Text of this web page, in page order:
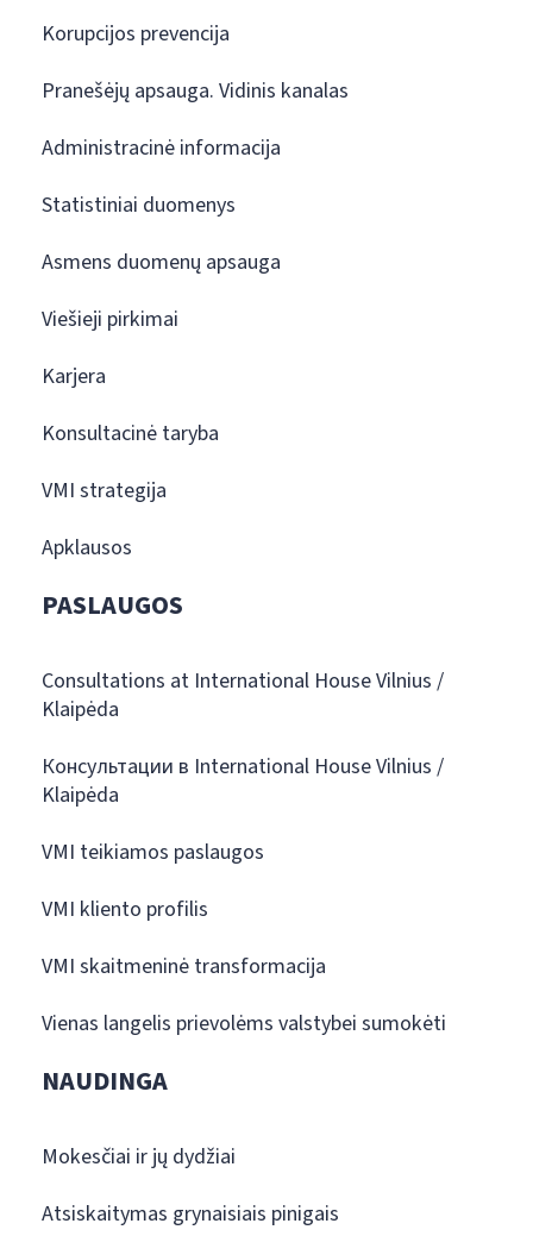
Korupcijos prevencija
Pranešėjų apsauga. Vidinis kanalas
Administracinė informacija
Statistiniai duomenys
Asmens duomenų apsauga
Viešieji pirkimai
Karjera
Konsultacinė taryba
VMI strategija
Apklausos
PASLAUGOS
Consultations at International House Vilnius /
Klaipėda
Консультации в International House Vilnius /
Klaipėda
VMI teikiamos paslaugos
VMI kliento profilis
VMI skaitmeninė transformacija
Vienas langelis prievolėms valstybei sumokėti
NAUDINGA
Mokesčiai ir jų dydžiai
Atsiskaitymas grynaisiais pinigais